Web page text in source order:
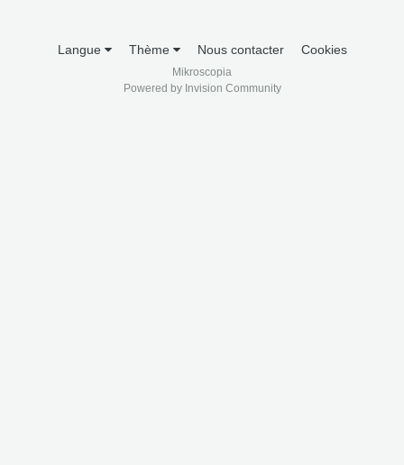
Langue Thème Nous contacter Cookies
Mikroscopia
Powered by Invision Community